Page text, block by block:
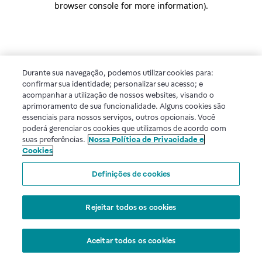
browser console for more information).
Durante sua navegação, podemos utilizar cookies para:
confirmar sua identidade; personalizar seu acesso; e
acompanhar a utilização de nossos websites, visando o
aprimoramento de sua funcionalidade. Alguns cookies são
essenciais para nossos serviços, outros opcionais. Você
poderá gerenciar os cookies que utilizamos de acordo com
suas preferências. Nossa Política de Privacidade e
Cookies
Definições de cookies
Rejeitar todos os cookies
Aceitar todos os cookies